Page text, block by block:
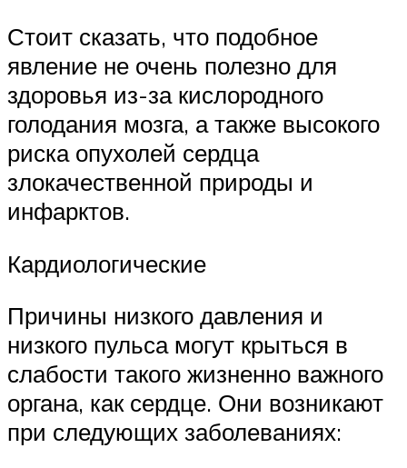
Стоит сказать, что подобное
явление не очень полезно для
здоровья из-за кислородного
голодания мозга, а также высокого
риска опухолей сердца
злокачественной природы и
инфарктов.
Кардиологические
Причины низкого давления и
низкого пульса могут крыться в
слабости такого жизненно важного
органа, как сердце. Они возникают
при следующих заболеваниях: